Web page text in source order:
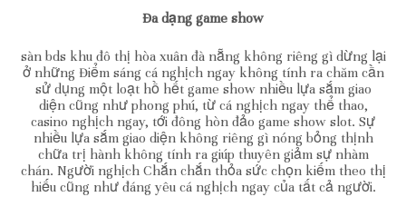
Đa dạng game show
sàn bds khu đô thị hòa xuân đà nẵng không riêng gì dừng lại
ở những Điểm sáng cá nghịch ngay không tính ra chăm cần
sử dụng một loạt hồ hết game show nhiều lựa sắm giao
diện cũng như phong phú, từ cá nghịch ngay thể thao,
casino nghịch ngay, tới đông hòn đảo game show slot. Sự
nhiều lựa sắm giao diện không riêng gì nóng bỏng thịnh
chữa trị hành không tính ra giúp thuyên giảm sự nhàm
chán. Người nghịch Chắn chắn thỏa sức chọn kiếm theo thị
hiếu cũng như đáng yêu cá nghịch ngay của tất cả người.